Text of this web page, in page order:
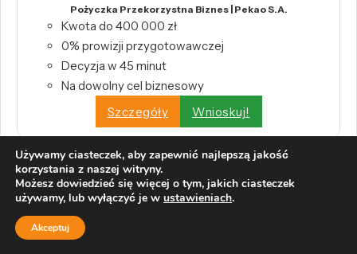
Pożyczka Przekorzystna Biznes | Pekao S.A.
Kwota do 400 000 zł
0% prowizji przygotowawczej
Decyzja w 45 minut
Na dowolny cel biznesowy
Szczegóły
Wnioskuj!
Kredyt konsolidacyjny | Bank BNP Paribas
Jedna rata zamiast wielu
Używamy ciasteczek, aby zapewnić najlepszą jakość
korzystania z naszej witryny.
Możesz dowiedzieć się więcej o tym, jakich ciasteczek
używamy, lub wyłączyć je w ustawieniach.
Akceptuj